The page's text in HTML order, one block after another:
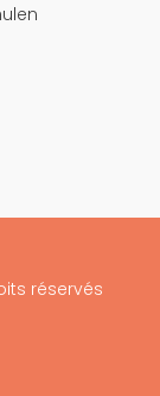
réservés